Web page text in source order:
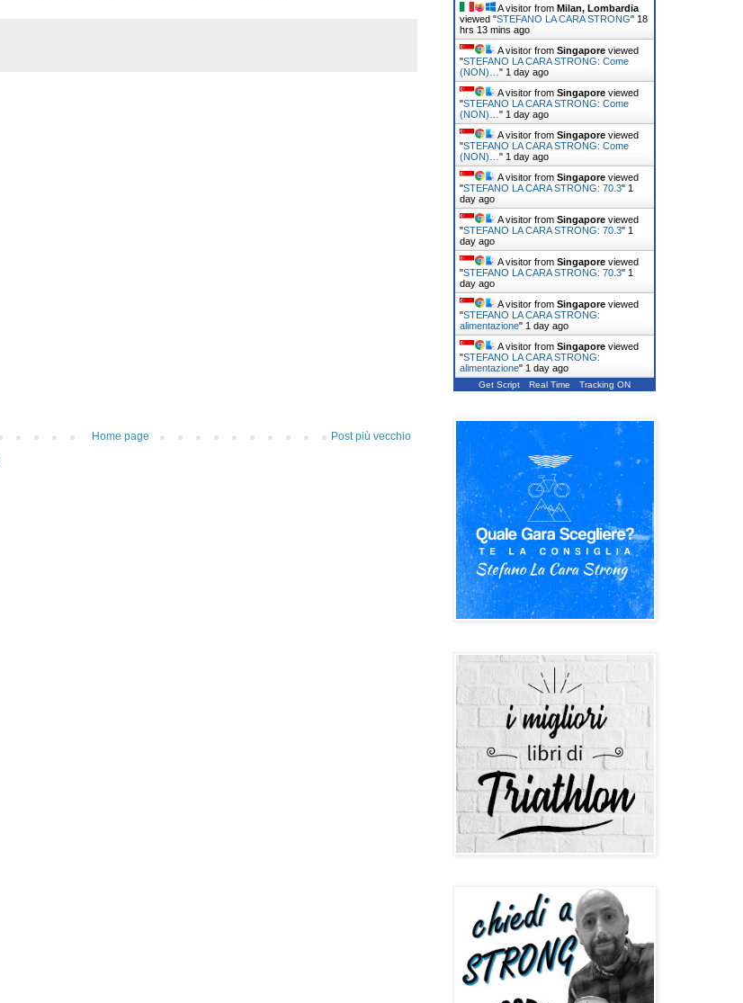
Post più vecchio
Home page
A visitor from Milan, Lombardia
viewed "STEFANO LA CARA STRONG" 18
hrs 13 mins ago
A visitor from Singapore viewed
"STEFANO LA CARA STRONG: Come
(NON)… " 1 day ago
A visitor from Singapore viewed
"STEFANO LA CARA STRONG: Come
(NON)… " 1 day ago
A visitor from Singapore viewed
"STEFANO LA CARA STRONG: Come
(NON)… " 1 day ago
A visitor from Singapore viewed
"STEFANO LA CARA STRONG: 70.3" 1
day ago
A visitor from Singapore viewed
"STEFANO LA CARA STRONG: 70.3" 1
day ago
A visitor from Singapore viewed
"STEFANO LA CARA STRONG: 70.3" 1
day ago
A visitor from Singapore viewed
"STEFANO LA CARA STRONG:
alimentazione" 1 day ago
A visitor from Singapore viewed
"STEFANO LA CARA STRONG:
alimentazione" 1 day ago
Get Script Real Time Tracking ON